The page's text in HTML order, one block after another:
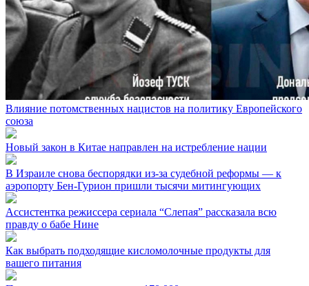
Влияние потомственных нацистов на политику Европейского
союза
Новый закон в Китае направлен на истребление нации
В Израиле снова беспорядки из-за судебной реформы — к
аэропорту Бен-Гурион пришли тысячи митингующих
Ассистентка режиссера сериала “Слепая” рассказала всю
правду о бабе Нине
Как выбрать подходящие кисломолочные продукты для
вашего питания